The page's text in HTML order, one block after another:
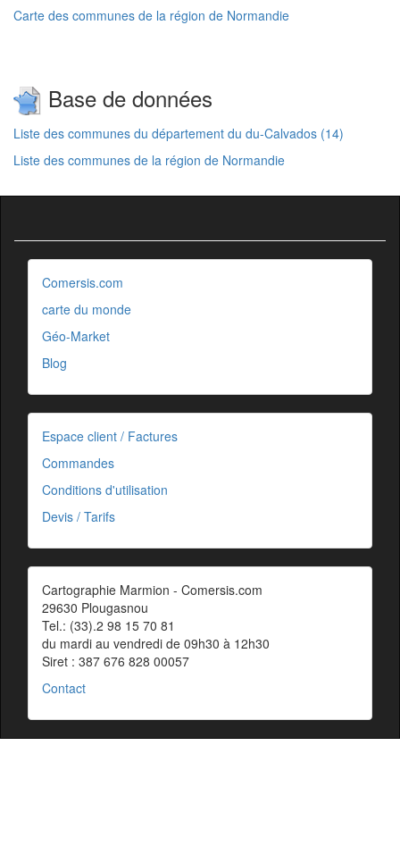
Carte des communes de la région de Normandie
Base de données
Liste des communes du département du du-Calvados (14)
Liste des communes de la région de Normandie
Comersis.com
carte du monde
Géo-Market
Blog
Espace client / Factures
Commandes
Conditions d'utilisation
Devis / Tarifs
Cartographie Marmion - Comersis.com
29630 Plougasnou
Tel.: (33).2 98 15 70 81
du mardi au vendredi de 09h30 à 12h30
Siret : 387 676 828 00057
Contact